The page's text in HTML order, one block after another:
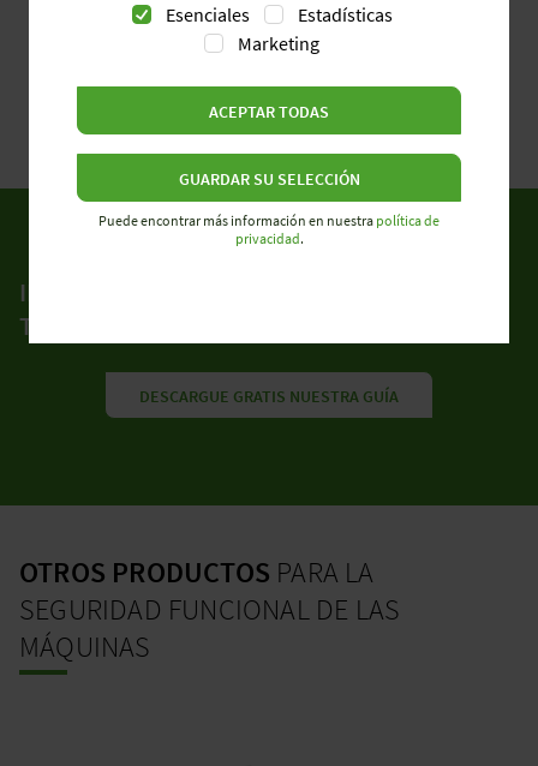
INTEGRAR CORRECTAMENTE LA
TECNOLOGÍA DE SENSORES
DESCARGUE GRATIS NUESTRA GUÍA
OTROS PRODUCTOS PARA LA
SEGURIDAD FUNCIONAL DE LAS
MÁQUINAS
Esenciales
Estadísticas
Marketing
ACEPTAR TODAS
GUARDAR SU SELECCIÓN
Puede encontrar más información en nuestra política de
privacidad.